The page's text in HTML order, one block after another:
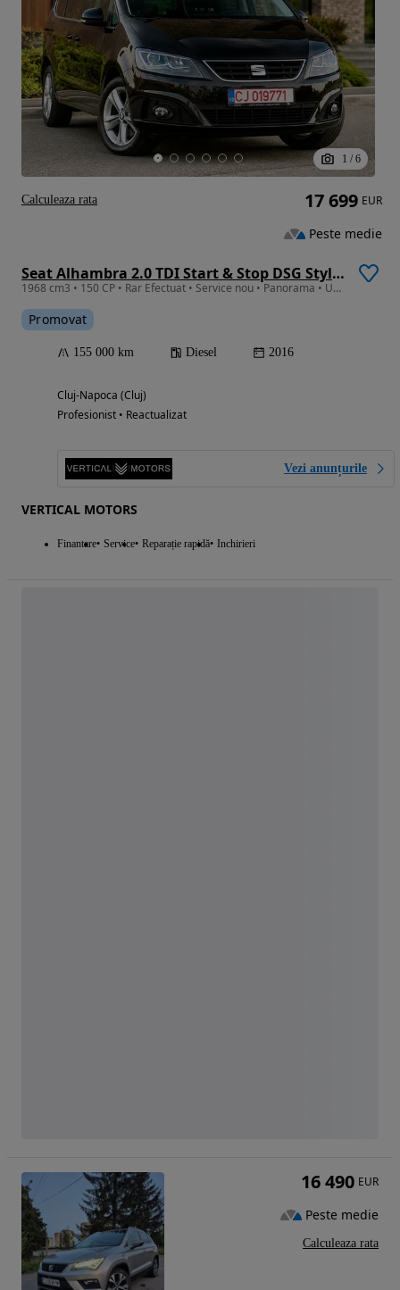
1 / 6
Seat Alhambra 2.0 TDI Start & Stop DSG Style Plus
1968 cm3 • 150 CP • Rar Efectuat • Service nou • Panorama • Uși electrice
Promovat
155 000 km Diesel 2016
Cluj-Napoca (Cluj)
Profesionist • Reactualizat
Vezi anunțurile
VERTICAL MOTORS
Finantare Service Reparație rapidă Inchirieri
17 699 EUR
Peste medie
Calculeaza rata
16 490 EUR
Peste medie
Calculeaza rata